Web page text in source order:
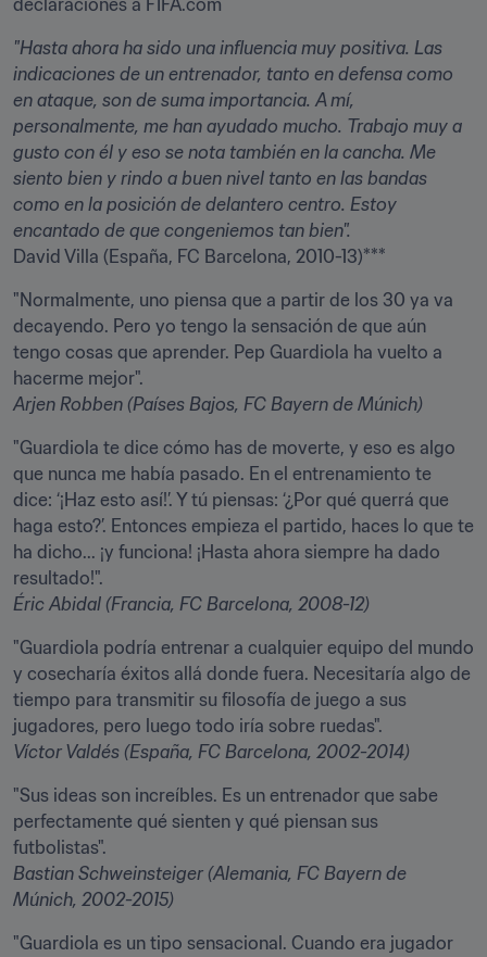
declaraciones a FIFA.com
"Hasta ahora ha sido una influencia muy positiva. Las
indicaciones de un entrenador, tanto en defensa como
en ataque, son de suma importancia. A mí,
personalmente, me han ayudado mucho. Trabajo muy a
gusto con él y eso se nota también en la cancha. Me
siento bien y rindo a buen nivel tanto en las bandas
como en la posición de delantero centro. Estoy
encantado de que congeniemos tan bien".
David Villa (España, FC Barcelona, 2010-13)***
"Normalmente, uno piensa que a partir de los 30 ya va
decayendo. Pero yo tengo la sensación de que aún
tengo cosas que aprender. Pep Guardiola ha vuelto a
Arjen Robben (Países Bajos, FC Bayern de Múnich)
"Guardiola te dice cómo has de moverte, y eso es algo
que nunca me había pasado. En el entrenamiento te
dice: ‘¡Haz esto así!’. Y tú piensas: ‘¿Por qué querrá que
haga esto?’. Entonces empieza el partido, haces lo que te
ha dicho... ¡y funciona! ¡Hasta ahora siempre ha dado
Éric Abidal (Francia, FC Barcelona, 2008-12)
"Guardiola podría entrenar a cualquier equipo del mundo
y cosecharía éxitos allá donde fuera. Necesitaría algo de
tiempo para transmitir su filosofía de juego a sus
jugadores, pero luego todo iría sobre ruedas".
Víctor Valdés (España, FC Barcelona, 2002-2014)
"Sus ideas son increíbles. Es un entrenador que sabe
perfectamente qué sienten y qué piensan sus
Bastian Schweinsteiger (Alemania, FC Bayern de
Múnich, 2002-2015)
"Guardiola es un tipo sensacional. Cuando era jugador